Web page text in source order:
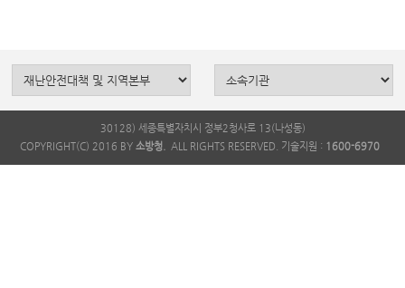
30128) 세종특별자치시 정부2청사로 13(나성동)
COPYRIGHT(C) 2016 BY 소방청. ALL RIGHTS RESERVED. 기술지원 : 1600-6970